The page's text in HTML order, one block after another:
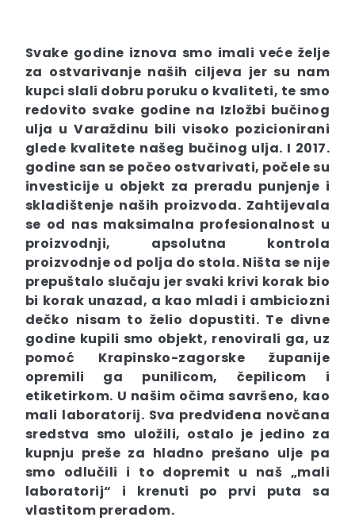
Svake godine iznova smo imali veće želje
za ostvarivanje naših ciljeva jer su nam
kupci slali dobru poruku o kvaliteti, te smo
redovito svake godine na Izložbi bučinog
ulja u Varaždinu bili visoko pozicionirani
glede kvalitete našeg bučinog ulja. I 2017.
godine san se počeo ostvarivati, počele su
investicije u objekt za preradu punjenje i
skladištenje naših proizvoda. Zahtijevala
se od nas maksimalna profesionalnost u
proizvodnji, apsolutna kontrola
proizvodnje od polja do stola. Ništa se nije
prepuštalo slučaju jer svaki krivi korak bio
bi korak unazad, a kao mladi i ambiciozni
dečko nisam to želio dopustiti. Te divne
godine kupili smo objekt, renovirali ga, uz
pomoć Krapinsko-zagorske županije
opremili ga punilicom, čepilicom i
etiketirkom. U našim očima savršeno, kao
mali laboratorij. Sva predviđena novčana
sredstva smo uložili, ostalo je jedino za
kupnju preše za hladno prešano ulje pa
smo odlučili i to dopremit u naš „mali
laboratorij“ i krenuti po prvi puta sa
vlastitom preradom.